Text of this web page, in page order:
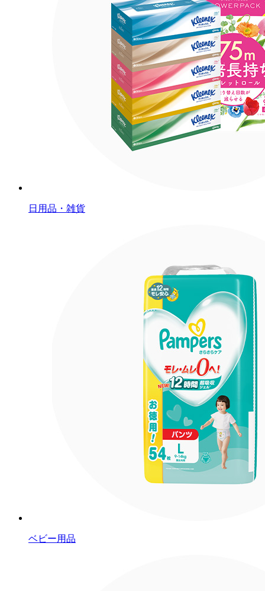
日用品・雑貨
ベビー用品